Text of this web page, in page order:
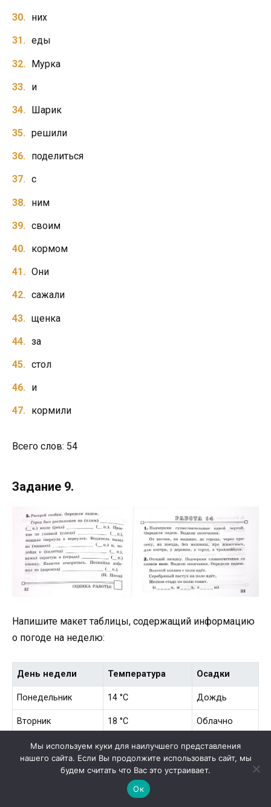
них
еды
Мурка
и
Шарик
решили
поделиться
с
ним
своим
кормом
Они
сажали
щенка
за
стол
и
кормили
Всего слов: 54
Задание 9.
Напишите макет таблицы, содержащий информацию
о погоде на неделю:
День недели Температура Осадки
Понедельник 14 °C Дождь
Вторник 18 °C Облачно
Среда 22 °C Солнечно
20 °C Облачно
16 °C
Мы используем куки для наилучшего представления
нашего сайта. Если Вы продолжите использовать сайт, мы
будем считать что Вас это устраивает.
Ок